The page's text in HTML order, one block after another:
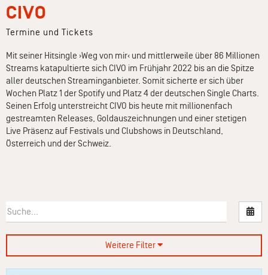
CIVO
Termine und Tickets
Mit seiner Hitsingle ›Weg von mir‹ und mittlerweile über 86 Millionen
Streams katapultierte sich CIVO im Frühjahr 2022 bis an die Spitze
aller deutschen Streaminganbieter. Somit sicherte er sich über
Wochen Platz 1 der Spotify und Platz 4 der deutschen Single Charts.
Seinen Erfolg unterstreicht CIVO bis heute mit millionenfach
gestreamten Releases, Goldauszeichnungen und einer stetigen
Live Präsenz auf Festivals und Clubshows in Deutschland,
Österreich und der Schweiz.
Weitere Filter